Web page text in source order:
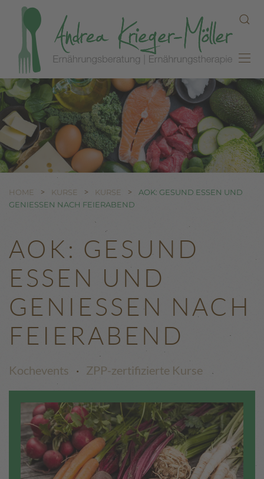
Zum Hauptinhalt springen
HOME KURSE KURSE
AOK: GESUND ESSEN UND
GENIESSEN NACH FEIERABEND
AOK: GESUND
ESSEN UND
GENIESSEN NACH F
EIERABEND
Kochevents · ZPP-zertifizierte Kurse